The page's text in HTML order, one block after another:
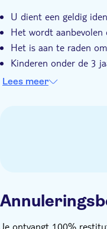
U dient een geldig
Het wordt aanbevolen
Het is aan te raden
Kinderen onder de 3
Ophalen is mogelijk
Lees meer
Je ontvangt 100%